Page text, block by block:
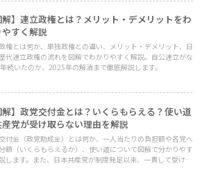
解】連立政権とは？メリット・デメリットをわ
すく解説
権とは何か、単独政権との違い、メリット・デメリット、日
代連立政権の流れを図解でわかりやすく解説。自公連立がな
続いたのか、2025年の解消まで徹底解説します。
解】政党交付金とは？いくらもらえる？使い道
党が受け取らない理由を解説
付金（政党助成金）とは何か、一人当たりの負担額や各党へ
額（いくらもらえるか）、使い道について図解で分かりやす
します。また、日本共産党が制度発足以来、一貫して受け取